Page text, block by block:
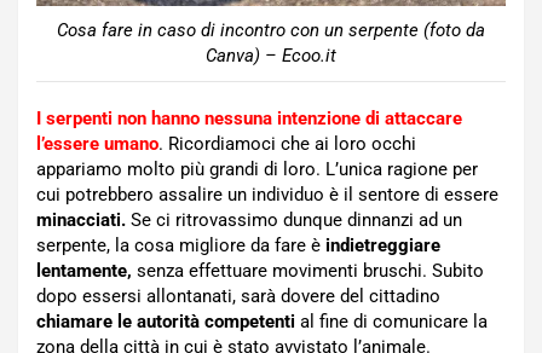
Cosa fare in caso di incontro con un serpente (foto da
Canva) – Ecoo.it
I serpenti non hanno nessuna intenzione di attaccare
l’essere umano. Ricordiamoci che ai loro occhi
appariamo molto più grandi di loro. L’unica ragione per
cui potrebbero assalire un individuo è il sentore di essere
minacciati. Se ci ritrovassimo dunque dinnanzi ad un
serpente, la cosa migliore da fare è indietreggiare
lentamente, senza effettuare movimenti bruschi. Subito
dopo essersi allontanati, sarà dovere del cittadino
chiamare le autorità competenti al fine di comunicare la
zona della città in cui è stato avvistato l’animale.